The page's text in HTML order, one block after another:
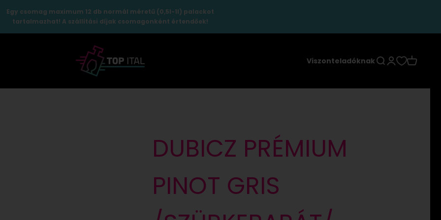
Egy csomag maximum 12 db normál méretű (0,5l-1l) palackot
tartalmazhat! A szállítási díjak csomagonként értendőek!
TopItal
Viszonteladóknak Keresés
Bejelentkezés
Kosár
DUBICZ PRÉMIUM
PINOT GRIS